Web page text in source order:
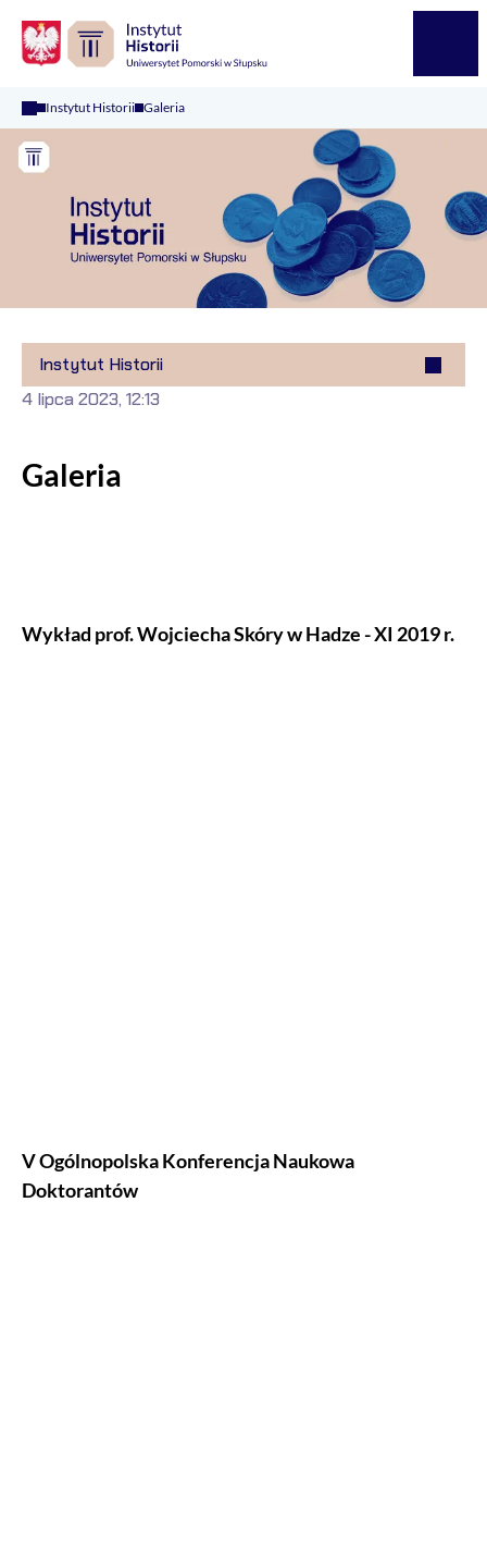
Instytut Historii Galeria
Instytut Historii
Galeria
4 lipca 2023, 12:13
Wykład prof. Wojciecha Skóry w Hadze - XI 2019 r.
V Ogólnopolska Konferencja Naukowa
Doktorantów